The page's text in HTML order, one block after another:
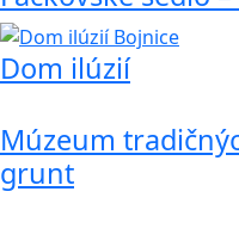
Dom ilúzií
Múzeum
grunt